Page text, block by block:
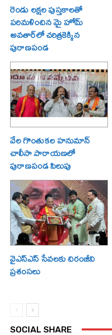
రెండు లక్షల పుస్తకాలతో
పరిమళించిన మై హోమ్
అవతార్‌లో చరిత్రకెక్కిన
పురాణపండ
వేల గొంతుకల హనుమాన్
చాలీసా పారాయణలో
పురాణపండ పిలుపు
వైఎస్ఎస్ సేవలకు చిరంజీవి
ప్రశంసలు
SOCIAL SHARE